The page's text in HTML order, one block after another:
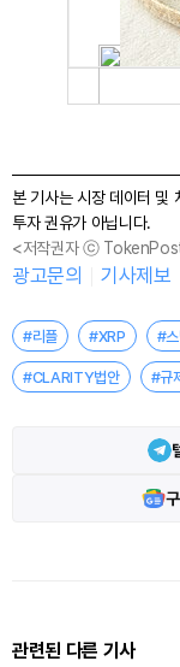
본 기사는 시장 데이터 및
투자 권유가 아닙니다.
<저작권자 ⓒ
광고문의 기사제보
#리플 #XRP #
#CLARITY법안 #규
관련된 다른 기사